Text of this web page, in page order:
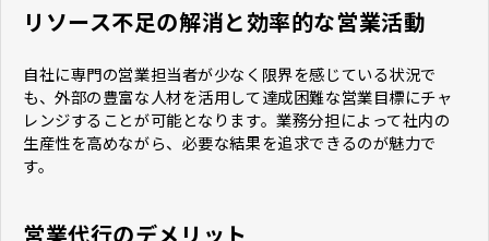
リソース不足の解消と効率的な営業活動
自社に専門の営業担当者が少なく限界を感じている状況で
も、外部の豊富な人材を活用して達成困難な営業目標にチャ
レンジすることが可能となります。業務分担によって社内の
生産性を高めながら、必要な結果を追求できるのが魅力で
す。
営業代行のデメリット